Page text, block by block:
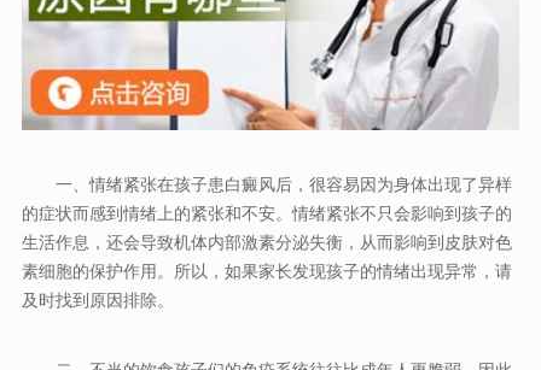
一、情绪紧张在孩子患白癜风后，很容易因为身体出现了异样
的症状而感到情绪上的紧张和不安。情绪紧张不只会影响到孩子的
生活作息，还会导致机体内部激素分泌失衡，从而影响到皮肤对色
素细胞的保护作用。所以，如果家长发现孩子的情绪出现异常，请
及时找到原因排除。